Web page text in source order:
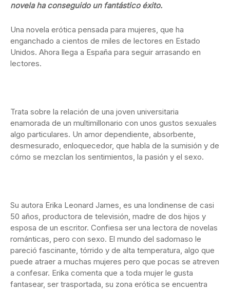
novela ha conseguido un fantástico éxito.
Una novela erótica pensada para mujeres, que ha
enganchado a cientos de miles de lectores en Estado
Unidos. Ahora llega a España para seguir arrasando en
lectores.
Trata sobre la relación de una joven universitaria
enamorada de un multimillonario con unos gustos sexuales
algo particulares. Un amor dependiente, absorbente,
desmesurado, enloquecedor, que habla de la sumisión y de
cómo se mezclan los sentimientos, la pasión y el sexo.
Su autora Erika Leonard James, es una londinense de casi
50 años, productora de televisión, madre de dos hijos y
esposa de un escritor. Confiesa ser una lectora de novelas
románticas, pero con sexo. El mundo del sadomaso le
pareció fascinante, tórrido y de alta temperatura, algo que
puede atraer a muchas mujeres pero que pocas se atreven
a confesar. Erika comenta que a toda mujer le gusta
fantasear, ser trasportada, su zona erótica se encuentra